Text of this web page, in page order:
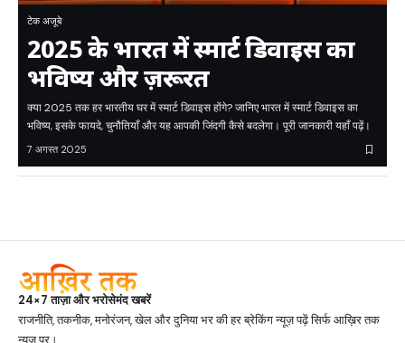
टेक अजूबे
2025 के भारत में स्मार्ट डिवाइस का
भविष्य और ज़रूरत
क्या 2025 तक हर भारतीय घर में स्मार्ट डिवाइस होंगे? जानिए भारत में स्मार्ट डिवाइस का
भविष्य, इसके फायदे, चुनौतियाँ और यह आपकी जिंदगी कैसे बदलेगा। पूरी जानकारी यहाँ पढ़ें।
7 अगस्त 2025
24×7 ताज़ा और भरोसेमंद खबरें
राजनीति, तकनीक, मनोरंजन, खेल और दुनिया भर की हर ब्रेकिंग न्यूज़ पढ़ें सिर्फ आख़िर तक
न्यूज़ पर।